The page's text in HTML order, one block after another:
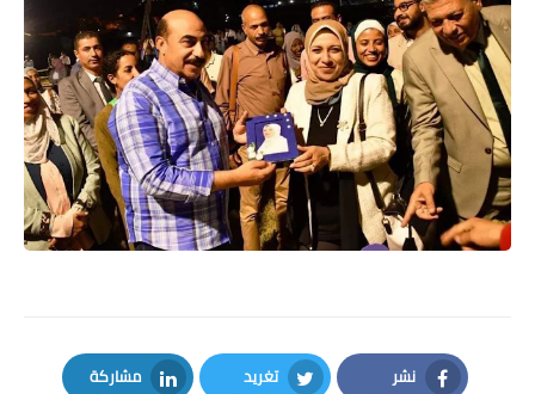
نشر تغريد مشاركة